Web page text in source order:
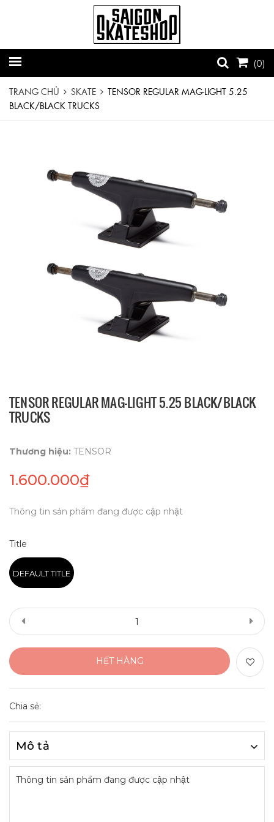
(0)
TRANG CHỦ SKATE
TENSOR REGULAR MAG-LIGHT 5.25
BLACK/BLACK TRUCKS
TENSOR REGULAR MAG-LIGHT 5.25 BLACK/BLACK
TRUCKS
Thương hiệu: TENSOR
1.600.000₫
Thông tin sản phẩm đang được cập nhật
Title
DEFAULT TITLE
HẾT HÀNG
Chia sẻ:
Mô tả
Thông tin sản phẩm đang được cập nhật